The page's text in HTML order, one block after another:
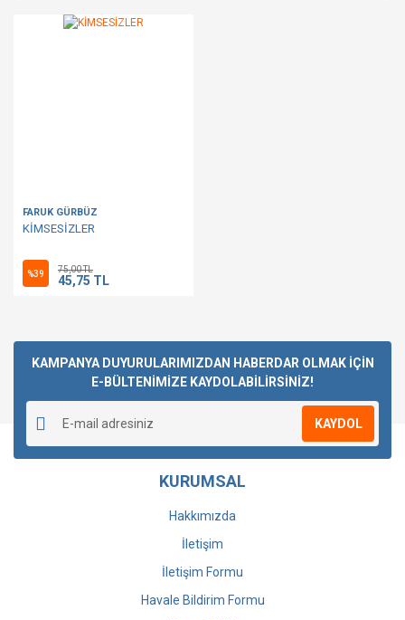
FARUK GÜRBÜZ
KİMSESİZLER
%39 75,00 TL
45,75 TL
KAMPANYA DUYURULARIMIZDAN HABERDAR OLMAK İÇİN
E-BÜLTENİMİZE KAYDOLABİLİRSİNİZ!
KAYDOL
KURUMSAL
Hakkımızda
İletişim
İletişim Formu
Havale Bildirim Formu